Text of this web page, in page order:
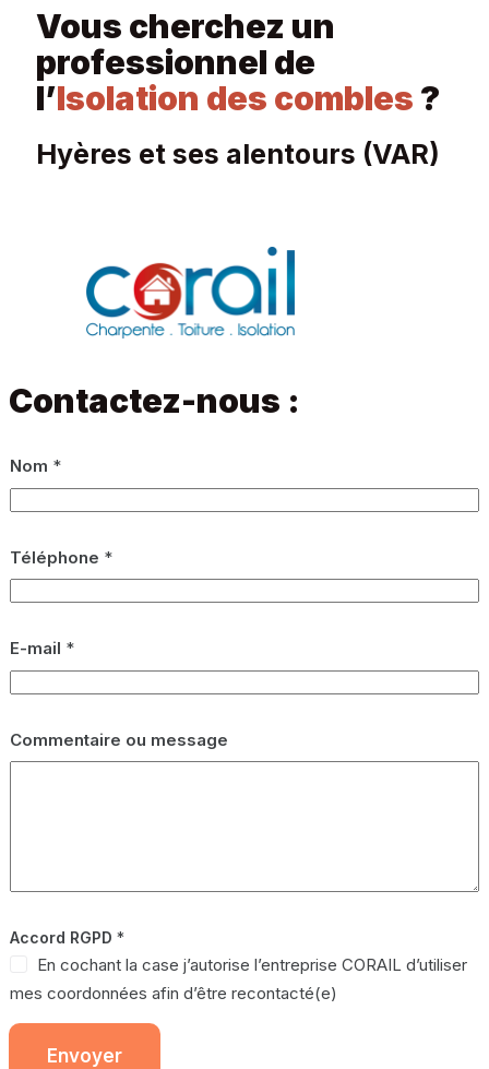
Vous cherchez un
professionnel de
l’Isolation des combles ?
Hyères et ses alentours (VAR)
Contactez-nous :
Nom *
Téléphone *
E-mail *
Commentaire ou message
Accord RGPD *
En cochant la case j’autorise l’entreprise CORAIL d’utiliser
mes coordonnées afin d’être recontacté(e)
Envoyer